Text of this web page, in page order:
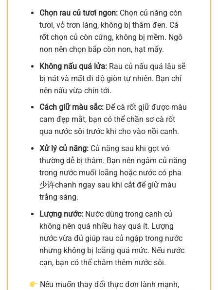
Chọn rau củ tươi ngon:Chọn củ năng còn
tươi, vỏ trơn láng, không bị thâm đen. Cà
rốt chọn củ còn cứng, không bị mềm. Ngô
non nên chọn bắp còn non, hạt mẩy.
Không nấu quá lửa:Rau củ nấu quá lâu sẽ
bị nát và mất đi độ giòn tự nhiên. Bạn chỉ
nên nấu vừa chín tới.
Cách giữ màu sắc:Để cà rốt giữ được màu
cam đẹp mắt, bạn có thể chần sơ cà rốt
qua nước sôi trước khi cho vào nồi canh.
Xử lý củ năng:Củ năng sau khi gọt vỏ
thường dễ bị thâm. Bạn nên ngâm củ năng
trong nước muối loãng hoặc nước có pha
少许chanh ngay sau khi cắt để giữ màu
trắng sáng.
Lượng nước:Nước dùng trong canh củ
không nên quá nhiều hay quá ít. Lượng
nước vừa đủ giúp rau củ ngập trong nước
nhưng không bị loãng quá mức. Nếu nước
cạn, bạn có thể châm thêm nước sôi.
Nếu muốn thay đổi thực đơn lành mạnh,